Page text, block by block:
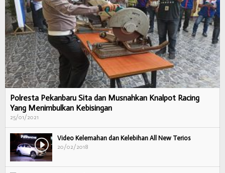
Polresta Pekanbaru Sita dan Musnahkan Knalpot Racing
Yang Menimbulkan Kebisingan
25/01/2021
Video Kelemahan dan Kelebihan All New Terios
20/02/2018